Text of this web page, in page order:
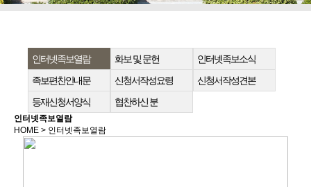
인터넷족보열람 화보 및 문헌
인터넷족보소식
족보편찬안내문
신청서작성요령
신청서작성견본
등재신청서양식
협찬하신 분
인터넷족보열람
HOME > 인터넷족보열람